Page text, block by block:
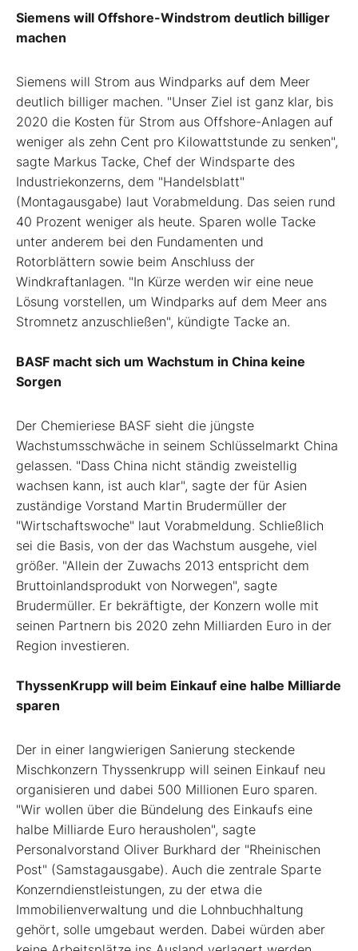
Siemens will Offshore-Windstrom deutlich billiger
machen
Siemens will Strom aus Windparks auf dem Meer
deutlich billiger machen. "Unser Ziel ist ganz klar, bis
2020 die Kosten für Strom aus Offshore-Anlagen auf
weniger als zehn Cent pro Kilowattstunde zu senken",
sagte Markus Tacke, Chef der Windsparte des
Industriekonzerns, dem "Handelsblatt"
(Montagausgabe) laut Vorabmeldung. Das seien rund
40 Prozent weniger als heute. Sparen wolle Tacke
unter anderem bei den Fundamenten und
Rotorblättern sowie beim Anschluss der
Windkraftanlagen. "In Kürze werden wir eine neue
Lösung vorstellen, um Windparks auf dem Meer ans
Stromnetz anzuschließen", kündigte Tacke an.
BASF macht sich um Wachstum in China keine
Sorgen
Der Chemieriese BASF sieht die jüngste
Wachstumsschwäche in seinem Schlüsselmarkt China
gelassen. "Dass China nicht ständig zweistellig
wachsen kann, ist auch klar", sagte der für Asien
zuständige Vorstand Martin Brudermüller der
"Wirtschaftswoche" laut Vorabmeldung. Schließlich
sei die Basis, von der das Wachstum ausgehe, viel
größer. "Allein der Zuwachs 2013 entspricht dem
Bruttoinlandsprodukt von Norwegen", sagte
Brudermüller. Er bekräftigte, der Konzern wolle mit
seinen Partnern bis 2020 zehn Milliarden Euro in der
Region investieren.
ThyssenKrupp will beim Einkauf eine halbe Milliarde
sparen
Der in einer langwierigen Sanierung steckende
Mischkonzern Thyssenkrupp will seinen Einkauf neu
organisieren und dabei 500 Millionen Euro sparen.
"Wir wollen über die Bündelung des Einkaufs eine
halbe Milliarde Euro herausholen", sagte
Personalvorstand Oliver Burkhard der "Rheinischen
Post" (Samstagausgabe). Auch die zentrale Sparte
Konzerndienstleistungen, zu der etwa die
Immobilienverwaltung und die Lohnbuchhaltung
gehört, solle umgebaut werden. Dabei würden aber